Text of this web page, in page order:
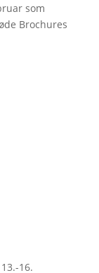
som
Brochures
16.